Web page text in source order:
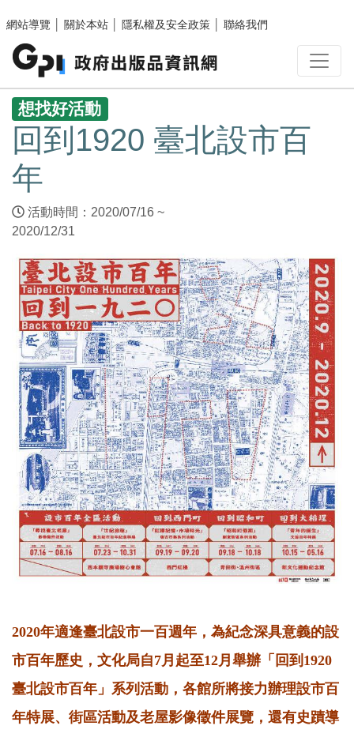
網站導覽
關於本站 隱私權及安全政策 聯絡我們
:::
想找好活動
回到1920 臺北設市百
年
活動時間：2020/07/16 ~
2020/12/31
2020年適逢臺北設市一百週年，為紀念深具意義的設
市百年歷史，文化局自7月起至12月舉辦「回到1920
臺北設市百年」系列活動，各館所將接力辦理設市百
年特展、街區活動及老屋影像徵件展覽，還有史蹟導